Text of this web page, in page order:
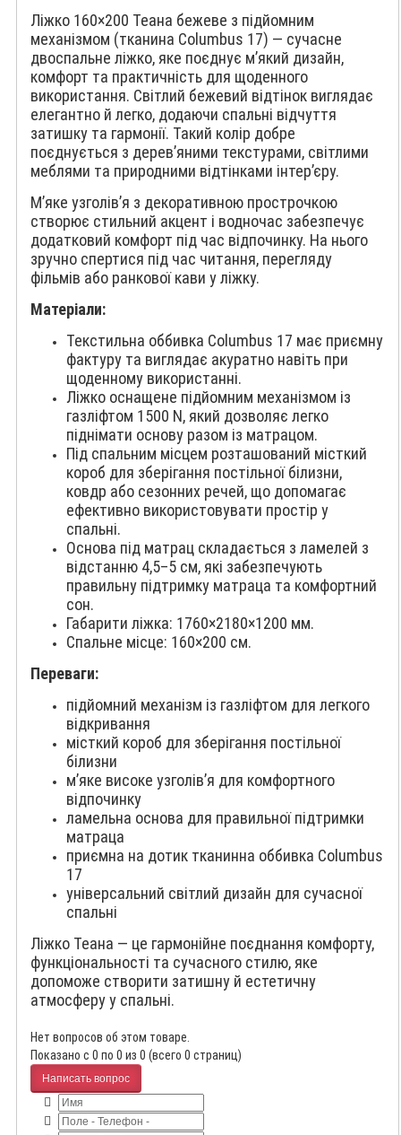
Ліжко 160×200 Теана бежеве з підйомним
механізмом (тканина Columbus 17) — сучасне
двоспальне ліжко, яке поєднує м’який дизайн,
комфорт та практичність для щоденного
використання. Світлий бежевий відтінок виглядає
елегантно й легко, додаючи спальні відчуття
затишку та гармонії. Такий колір добре
поєднується з дерев’яними текстурами, світлими
меблями та природними відтінками інтер’єру.
М’яке узголів’я з декоративною прострочкою
створює стильний акцент і водночас забезпечує
додатковий комфорт під час відпочинку. На нього
зручно спертися під час читання, перегляду
фільмів або ранкової кави у ліжку.
Матеріали:
Текстильна оббивка Columbus 17 має приємну
фактуру та виглядає акуратно навіть при
щоденному використанні.
Ліжко оснащене підйомним механізмом із
газліфтом 1500 N, який дозволяє легко
піднімати основу разом із матрацом.
Під спальним місцем розташований місткий
короб для зберігання постільної білизни,
ковдр або сезонних речей, що допомагає
ефективно використовувати простір у
спальні.
Основа під матрац складається з ламелей з
відстанню 4,5–5 см, які забезпечують
правильну підтримку матраца та комфортний
сон.
Габарити ліжка: 1760×2180×1200 мм.
Спальне місце: 160×200 см.
Переваги:
підйомний механізм із газліфтом для легкого
відкривання
місткий короб для зберігання постільної
білизни
м’яке високе узголів’я для комфортного
відпочинку
ламельна основа для правильної підтримки
матраца
приємна на дотик тканинна оббивка Columbus
17
універсальний світлий дизайн для сучасної
спальні
Ліжко Теана — це гармонійне поєднання комфорту,
функціональності та сучасного стилю, яке
допоможе створити затишну й естетичну
атмосферу у спальні.
Нет вопросов об этом товаре.
Показано с 0 по 0 из 0 (всего 0 страниц)
Написать вопрос